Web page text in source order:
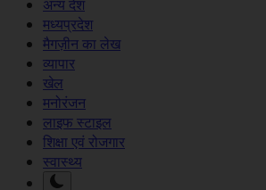
अन्य देश
मध्यप्रदेश
मैगज़ीन का लेख
व्यापार
खेल
मनोरंजन
लाइफ स्टाइल
शिक्षा एवं रोजगार
स्वास्थ्य